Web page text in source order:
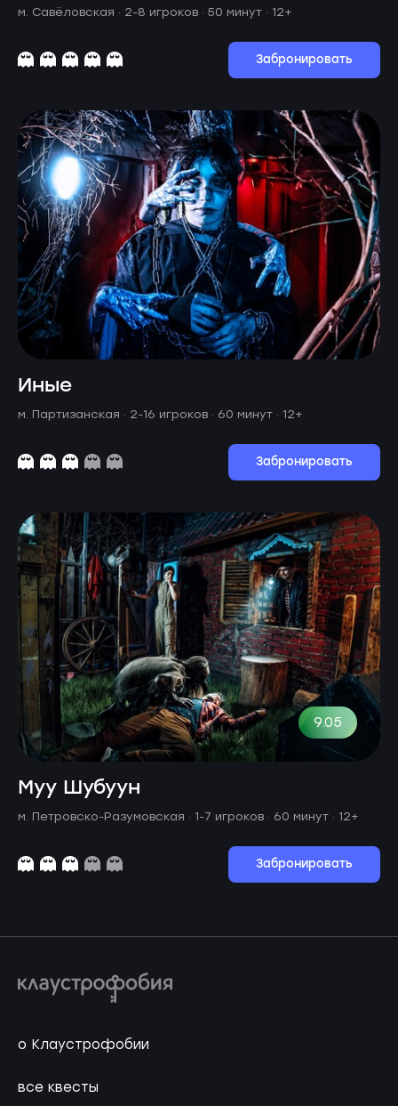
м. Савёловская · 2-8 игроков · 50 минут · 12+
Забронировать
Иные
м. Партизанская · 2-16 игроков · 60 минут · 12+
Забронировать
9.05
Муу Шубуун
м. Петровско-Разумовская · 1-7 игроков · 60 минут · 12+
Забронировать
о Клаустрофобии
все квесты